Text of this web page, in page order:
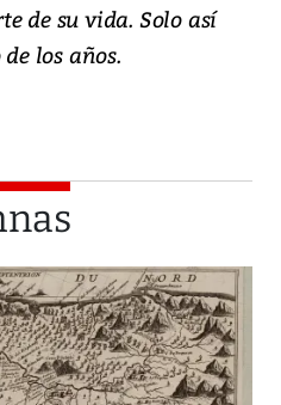
de su vida. Solo así
los años.